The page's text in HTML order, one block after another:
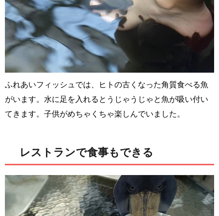
ふれあいフィッシュでは、ヒトの古くなった角質食べる魚
がいます。水に足を入れるとうじゃうじゃと魚が吸い付い
てきます。子供がめちゃくちゃ楽しんでいました。
レストランで食事もできる